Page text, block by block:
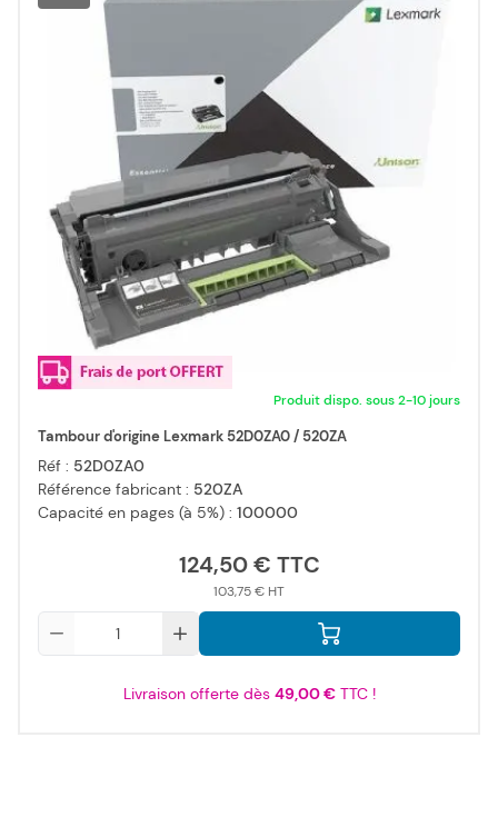
Produit dispo. sous 2-10 jours
Tambour d'origine Lexmark 52D0ZA0 / 520ZA
Réf : 52D0ZA0
Référence fabricant : 520ZA
Capacité en pages (à 5%) : 100000
124,50 €
103,75 €
Livraison offerte dès 49,00 €TTC !